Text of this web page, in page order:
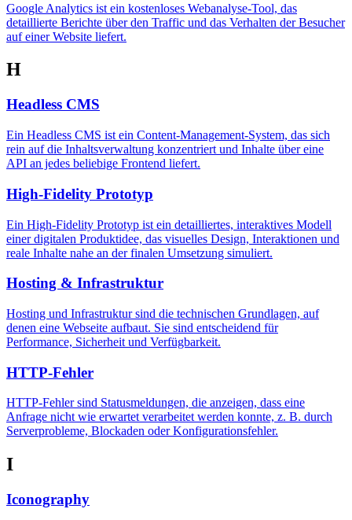
Google Analytics ist ein kostenloses Webanalyse-Tool, das
detaillierte Berichte über den Traffic und das Verhalten der Besucher
auf einer Website liefert.
H
Headless CMS
Ein Headless CMS ist ein Content-Management-System, das sich
rein auf die Inhaltsverwaltung konzentriert und Inhalte über eine
API an jedes beliebige Frontend liefert.
High-Fidelity Prototyp
Ein High-Fidelity Prototyp ist ein detailliertes, interaktives Modell
einer digitalen Produktidee, das visuelles Design, Interaktionen und
reale Inhalte nahe an der finalen Umsetzung simuliert.
Hosting & Infrastruktur
Hosting und Infrastruktur sind die technischen Grundlagen, auf
denen eine Webseite aufbaut. Sie sind entscheidend für
Performance, Sicherheit und Verfügbarkeit.
HTTP-Fehler
HTTP-Fehler sind Statusmeldungen, die anzeigen, dass eine
Anfrage nicht wie erwartet verarbeitet werden konnte, z. B. durch
Serverprobleme, Blockaden oder Konfigurationsfehler.
I
Iconography